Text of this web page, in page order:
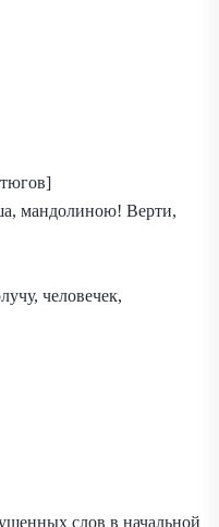
мандолиною! Верти,
человечек,
слов в начальной